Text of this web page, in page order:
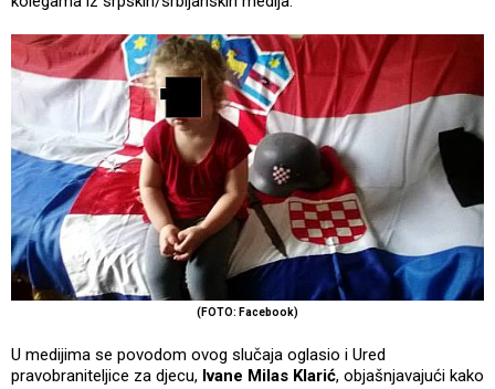
(FOTO: Facebook)
U medijima se povodom ovog slučaja oglasio i Ured
pravobraniteljice za djecu, Ivane Milas Klarić, objašnjavajući kako